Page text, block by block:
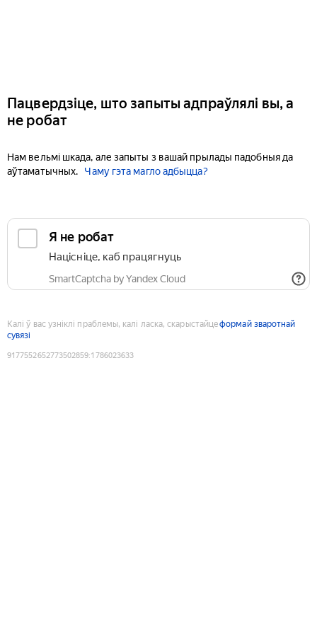
Пацвердзіце, што запыты адпраўлялі вы, а
не робат
Нам вельмі шкада, але запыты з вашай прылады падобныя да
аўтаматычных.
Чаму гэта магло адбыцца?
Я не робат
Націсніце, каб працягнуць
SmartCaptcha by Yandex Cloud
Калі ў вас узніклі праблемы, калі ласка, скарыстайцеформай зваротнай
сувязі
9177552652773502859:1786023633